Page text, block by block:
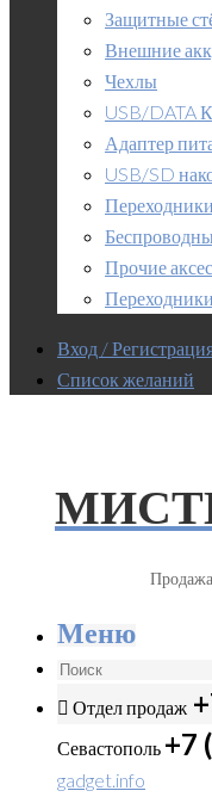
Защитные
Внешние
Чехлы
USB/DATA
Адаптер
USB/SD
Переходники
Прочие
Вход /
Список желаний
Продажа
Меню
Отдел продаж
Севастополь +7
gadget.info